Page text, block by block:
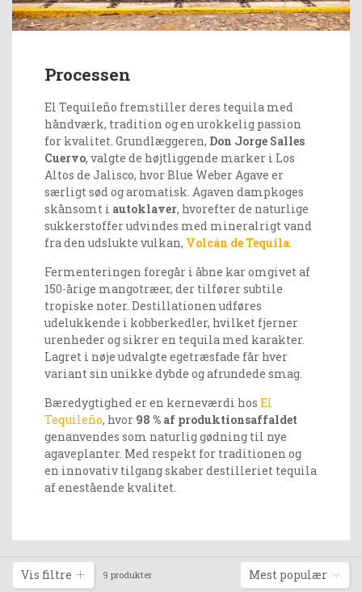
Processen
El Tequileño fremstiller deres tequila med
håndværk, tradition og en urokkelig passion
for kvalitet. Grundlæggeren, Don Jorge Salles
Cuervo, valgte de højtliggende marker i Los
Altos de Jalisco, hvor Blue Weber Agave er
særligt sød og aromatisk. Agaven dampkoges
skånsomt i autoklaver, hvorefter de naturlige
sukkerstoffer udvindes med mineralrigt vand
fra den udslukte vulkan, Volcán de Tequila
Fermenteringen foregår i åbne kar omgivet af
150-årige mangotræer, der tilfører subtile
tropiske noter. Destillationen udføres
udelukkende i kobberkedler, hvilket fjerner
urenheder og sikrer en tequila med karakter.
Lagret i nøje udvalgte egetræsfade får hver
variant sin unikke dybde og afrundede smag.
Bæredygtighed er en kerneværdi hos El
Tequileño, hvor 98 % af produktionsaffaldet
genanvendes som naturlig gødning til nye
agaveplanter. Med respekt for traditionen og
en innovativ tilgang skaber destilleriet tequila
af enestående kvalitet.
Vis filtre 9 produkter Mest populær